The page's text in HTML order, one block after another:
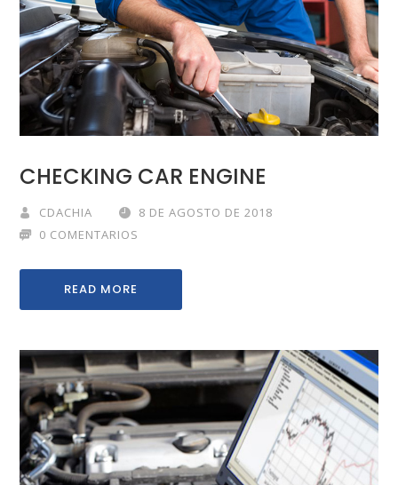
CHECKING CAR ENGINE
CDACHIA
8 DE AGOSTO DE 2018
0 COMENTARIOS
READ MORE